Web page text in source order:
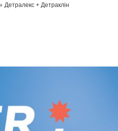
Детралекс + Детраклін